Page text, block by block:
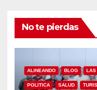
No te pierdas
ALINEANDO BLOG LAS
POLITICA SALUD